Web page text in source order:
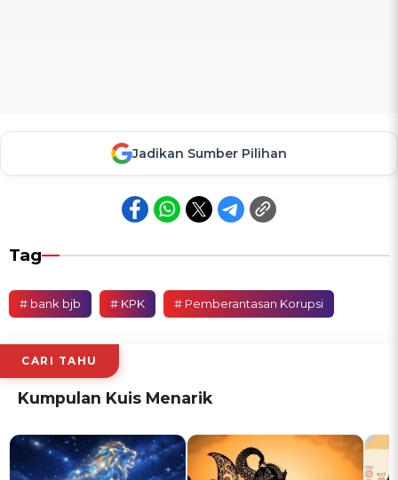
Jadikan Sumber Pilihan
Tag
# bank bjb # KPK # Pemberantasan Korupsi
CARI TAHU
Kumpulan Kuis Menarik